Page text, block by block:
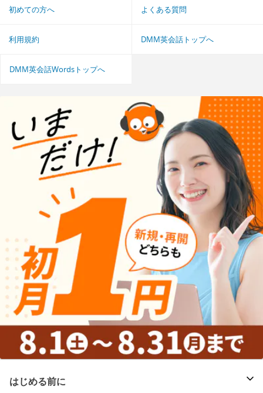
初めての方へ よくある質問
利用規約 DMM英会話トップへ
DMM英会話Wordsトップへ
はじめる前に